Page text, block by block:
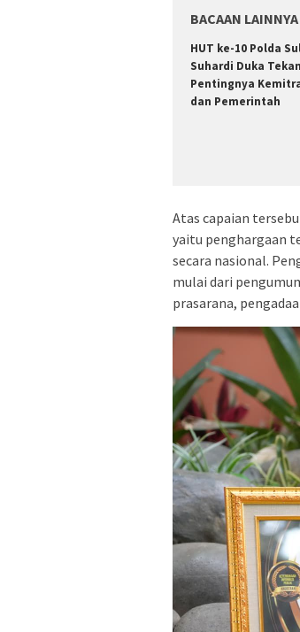
BACAAN LAINNYA
HUT ke-10 Polda
Suhardi Duka
Pentingnya
dan Pemerintah
Atas capaian
yaitu penghargaan
secara nasional.
mulai dari
prasarana,